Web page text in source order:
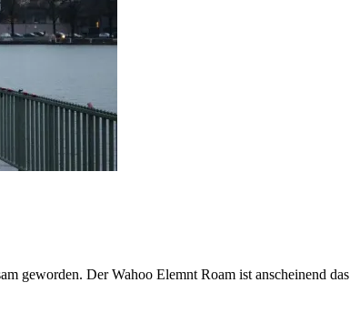
geworden. Der Wahoo Elemnt Roam ist anscheinend das